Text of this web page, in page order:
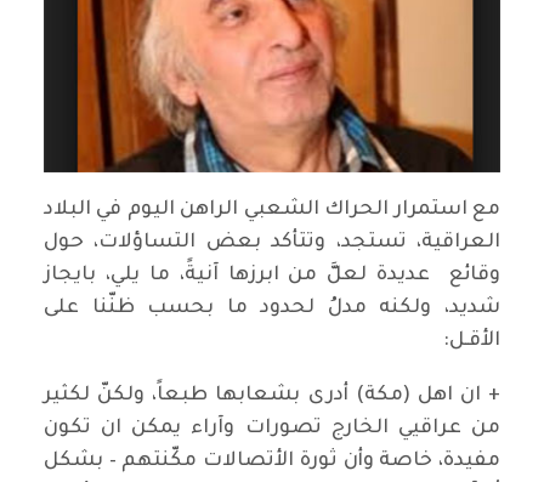
مع استمرار الحراك الشعبي الراهن اليوم في البلاد
العراقية، تستجد، وتتأكد بعض التساؤلات، حول
وقائع عديدة لعلَّ من ابرزها آنيةً، ما يلي، بايجاز
شديد، ولكنه مدلُ لحدود ما بحسب ظنّنا على
الأقـل:
+ ان اهل (مكة) أدرى بشعابها طبعاً، ولكنّ لكثير
من عراقيي الخارج تصورات وآراء يمكن ان تكون
مفيدة، خاصة وأن ثورة الأتصالات مكّنتهم – بشكل